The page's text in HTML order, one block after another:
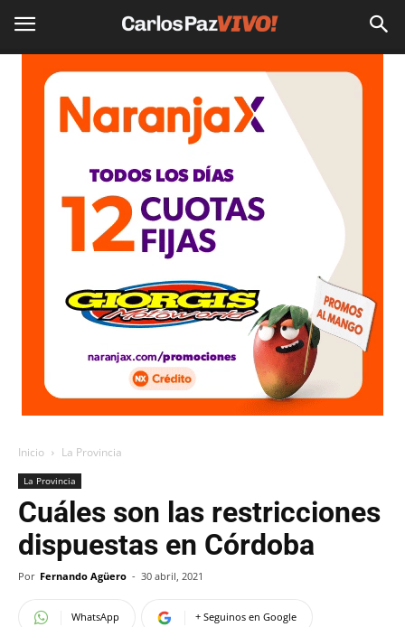
Inicio La Provincia
La Provincia
Cuáles son las restricciones
dispuestas en Córdoba
Por Fernando Agüero - 30 abril, 2021
WhatsApp + Seguinos en Google